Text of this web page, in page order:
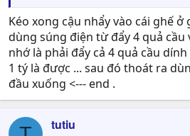
Kéo xong cậu nhẩy vào cái ghế
dùng súng điện từ đẩy 4 quả cầu
nhớ là phải đẩy cả 4 quả cầu
1 tý là được ... sau đó thoát ra
đầu xuống <--- end .
tutiu